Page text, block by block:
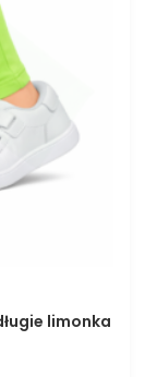
limonka